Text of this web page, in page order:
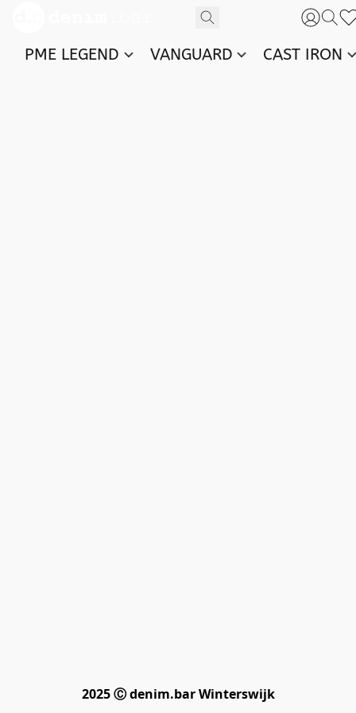
PME LEGEND VANGUARD CAST IRON
2025 Ⓒ denim.bar Winterswijk